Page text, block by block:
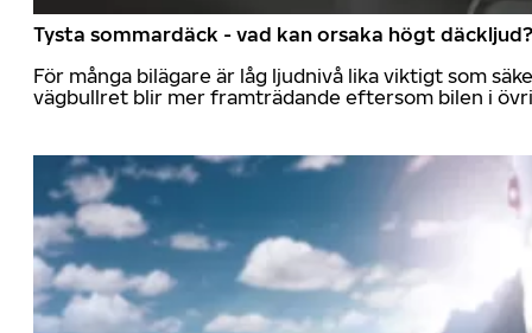
Tysta sommardäck - vad kan orsaka högt däckljud?
För många bilägare är låg ljudnivå lika viktigt som
vägbullret blir mer framträdande eftersom bilen i